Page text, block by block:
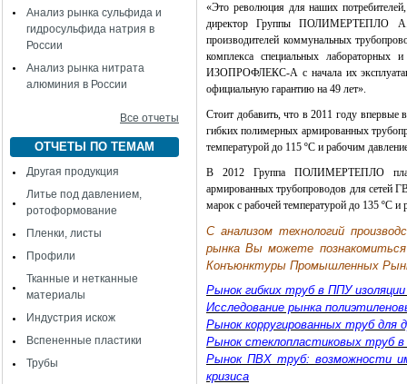
Анализ рынка сульфида и
гидросульфида натрия в
России
Анализ рынка нитрата
алюминия в России
Все отчеты
ОТЧЕТЫ ПО ТЕМАМ
Другая продукция
Литье под давлением,
ротоформование
Пленки, листы
Профили
Тканные и нетканные
материалы
Индустрия искож
Вспененные пластики
Трубы
«Это революция для наших
директор Группы ПОЛИМЕРТЕПЛО
производителей коммунальных
комплекса специальных лабораторных
ИЗОПРОФЛЕКС-А с начала их
официальную гарантию на 49 лет».
Стоит добавить, что в 2011 году
гибких полимерных армированных
температурой до 115 ºС и рабочим
В 2012 Группа ПОЛИМЕРТЕПЛО
армированных трубопроводов для сетей
марок с рабочей температурой до 135
С анализом технологий
рынка Вы можете
Конъюнктуры Промышленных
Рынок гибких труб в ППУ
Исследование рынка
Рынок корругированных труб для
Рынок стеклопластиковых труб в
Рынок ПВХ труб: возможности
кризиса